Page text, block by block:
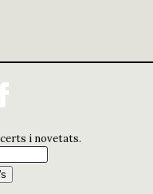
i novetats.